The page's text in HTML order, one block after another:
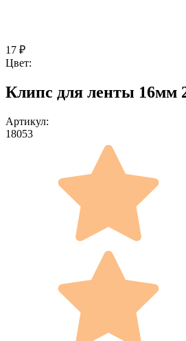
17 ₽
Цвет:
Клипс для ленты 16мм
Артикул:
18053